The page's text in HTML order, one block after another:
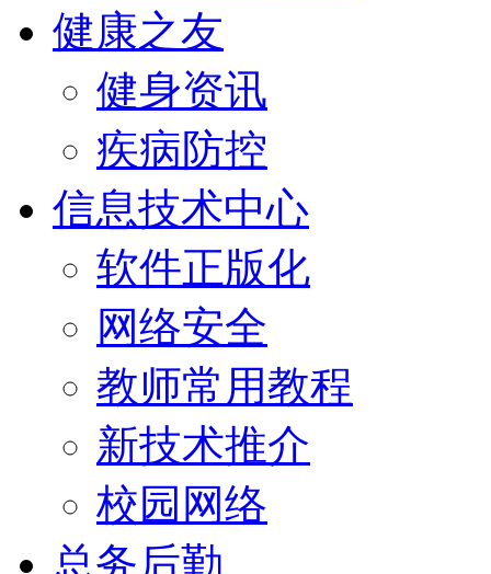
健康之友
健身资讯
疾病防控
信息技术中心
软件正版化
网络安全
教师常用教程
新技术推介
校园网络
总务后勤